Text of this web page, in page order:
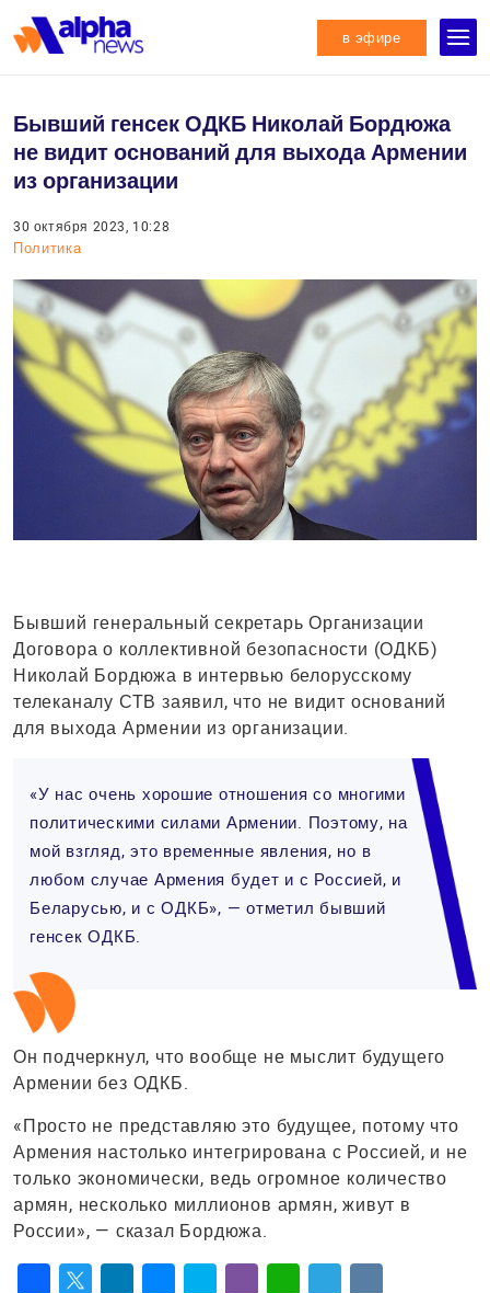
в эфире
Бывший генсек ОДКБ Николай Бордюжа
не видит оснований для выхода Армении
из организации
30 октября 2023, 10:28
Политика
Бывший генеральный секретарь Организации
Договора о коллективной безопасности (ОДКБ)
Николай Бордюжа в интервью белорусскому
телеканалу СТВ заявил, что не видит оснований
для выхода Армении из организации.
«У нас очень хорошие отношения со многими
политическими силами Армении. Поэтому, на
мой взгляд, это временные явления, но в
любом случае Армения будет и с Россией, и
Беларусью, и с ОДКБ», — отметил бывший
генсек ОДКБ.
Он подчеркнул, что вообще не мыслит будущего
Армении без ОДКБ.
«Просто не представляю это будущее, потому что
Армения настолько интегрирована с Россией, и не
только экономически, ведь огромное количество
армян, несколько миллионов армян, живут в
России», — сказал Бордюжа.